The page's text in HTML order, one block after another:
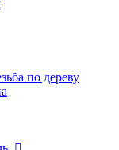
по дереву